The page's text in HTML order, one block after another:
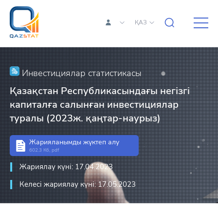
ҚАЗ
Инвестициялар статистикасы
Қазақстан Республикасындағы негізгі
капиталға салынған инвестициялар
туралы (2023ж. қаңтар-наурыз)
Жарияланымды жүктеп алу
602.3 Кб, pdf
Жариялау күні: 17.04.2023
Келесі жариялау күні: 17.05.2023